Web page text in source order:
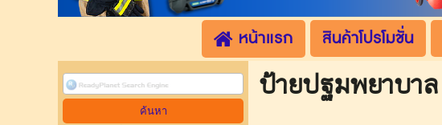
หน้าแรก สินค้าโปรโมชั่น
ป้ายปฐมพยาบาล